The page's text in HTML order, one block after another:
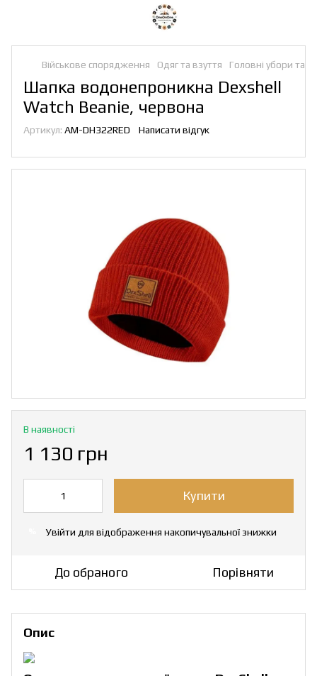
Військове спорядження Одяг та взуття Головні убори та
Шапка водонепроникна Dexshell
Watch Beanie, червона
Артикул: AM-DH322RED Написати відгук
В наявності
1 130 грн
Купити
Увійти для відображення накопичувальної знижки
До обраного Порівняти
Опис